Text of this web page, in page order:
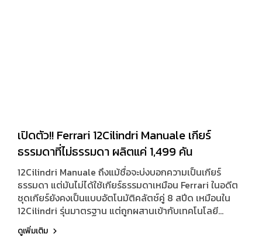
เปิดตัว!! Ferrari 12Cilindri Manuale เกียร์
ธรรมดาที่ไม่ธรรมดา ผลิตแค่ 1,499 คัน
12Cilindri Manuale ถึงแม้ชื่อจะบ่งบอกความเป็นเกียร์
ธรรมดา แต่มันไม่ได้ใช้เกียร์ธรรมดาเหมือน Ferrari ในอดีต
ชุดเกียร์ยังคงเป็นแบบอัตโนมัติคลัตช์คู่ 8 สปีด เหมือนใน
12Cilindri รุ่นมาตรฐาน แต่ถูกผสานเข้ากับเทคโนโลยี
Manuale By-Wire ที่ต้องพัฒนาชุดควบคุมใหม่ทั้งหมด ทั้ง
คันเกียร์
ดูเพิ่มเติม